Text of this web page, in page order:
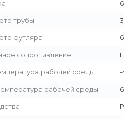
трубы
футляра
сопротивление
рабочей среды -
рабочей среды